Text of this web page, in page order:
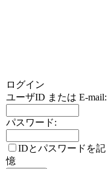
ログイン
ユーザID または E-mail:
パスワード:
IDとパスワードを記
憶